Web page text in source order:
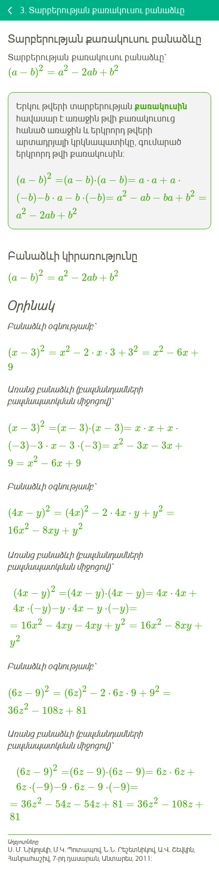
3. Տարբերության քառակուսու բանաձևը
Տարբերության քառակուսու բանաձևը
Տարբերության քառակուսու բանաձևը՝
(a − b)2 = a2 − 2ab + b2
Երկու թվերի տարբերության քառակուսին
հավասար է առաջին թվի քառակուսուց
հանած առաջին և երկրորդ թվերի
արտադրյալի կրկնապատիկը, գումարած
երկրորդ թվի քառակուսին:
(a − b)2 =(a − b)⋅(a − b)= a ⋅ a + a ⋅
(−b)−b ⋅ a − b ⋅(−b)= a2 − ab − ba + b2 =
a2 − 2ab + b2
Բանաձևի կիրառությունը
(a − b)2 = a2 − 2ab + b2
Օրինակ
Բանաձևի օգնությամբ՝
(x − 3)2 = x2 − 2 ⋅ x ⋅ 3 + 32 = x2 − 6x +
9
Առանց բանաձևի(բազմանդամների
բազմապատկման միջոցով)՝
(x − 3)2 =(x − 3)⋅(x − 3)= x ⋅ x + x ⋅
(−3)−3 ⋅ x − 3 ⋅(−3)= x2 − 3x − 3x +
9 = x2 − 6x + 9
Բանաձևի օգնությամբ՝
(4x − y)2 = (4x)2 − 2 ⋅ 4x ⋅ y + y2 =
16x2 − 8xy + y2
Առանց բանաձևի(բազմանդամների
բազմապատկման միջոցով)՝
(4x − y)2 =(4x − y)⋅(4x − y)= 4x ⋅ 4x +
4x ⋅(−y)−y ⋅ 4x − y ⋅(−y)=
= 16x2 − 4xy − 4xy + y2 = 16x2 − 8xy +
y2
Բանաձևի օգնությամբ՝
(6z − 9)2 = (6z)2 − 2 ⋅ 6z ⋅ 9 + 92 =
36z2 − 108z + 81
Առանց բանաձևի(բազմանդամների
բազմապատկման միջոցով)՝
(6z − 9)2 =(6z − 9)⋅(6z − 9)= 6z ⋅ 6z +
6z ⋅(−9)−9 ⋅ 6z − 9 ⋅(−9)=
= 36z2 − 54z − 54z + 81 = 36z2 − 108z +
81
Աղբյուրները
Ս. Մ. Նիկոլսկի, Մ.Կ. Պոտապով, Ն.Ն. Րեշետնիկով, Ա.Վ. Շեվկին,
Հանրահաշիվ, 7-րդ դասարան, Անտարես, 2011: